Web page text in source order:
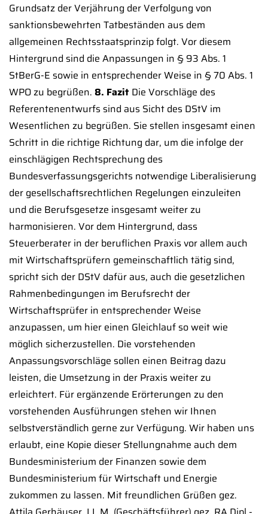
Grundsatz der Verjährung der Verfolgung von
sanktionsbewehrten Tatbeständen aus dem
allgemeinen Rechtsstaatsprinzip folgt. Vor diesem
Hintergrund sind die Anpassungen in § 93 Abs. 1
StBerG-E sowie in entsprechender Weise in § 70 Abs. 1
WPO zu begrüßen. 8. Fazit Die Vorschläge des
Referentenentwurfs sind aus Sicht des DStV im
Wesentlichen zu begrüßen. Sie stellen insgesamt einen
Schritt in die richtige Richtung dar, um die infolge der
einschlägigen Rechtsprechung des
Bundesverfassungsgerichts notwendige Liberalisierung
der gesellschaftsrechtlichen Regelungen einzuleiten
und die Berufsgesetze insgesamt weiter zu
harmonisieren. Vor dem Hintergrund, dass
Steuerberater in der beruflichen Praxis vor allem auch
mit Wirtschaftsprüfern gemeinschaftlich tätig sind,
spricht sich der DStV dafür aus, auch die gesetzlichen
Rahmenbedingungen im Berufsrecht der
Wirtschaftsprüfer in entsprechender Weise
anzupassen, um hier einen Gleichlauf so weit wie
möglich sicherzustellen. Die vorstehenden
Anpassungsvorschläge sollen einen Beitrag dazu
leisten, die Umsetzung in der Praxis weiter zu
erleichtert. Für ergänzende Erörterungen zu den
vorstehenden Ausführungen stehen wir Ihnen
selbstverständlich gerne zur Verfügung. Wir haben uns
erlaubt, eine Kopie dieser Stellungnahme auch dem
Bundesministerium der Finanzen sowie dem
Bundesministerium für Wirtschaft und Energie
zukommen zu lassen. Mit freundlichen Grüßen gez.